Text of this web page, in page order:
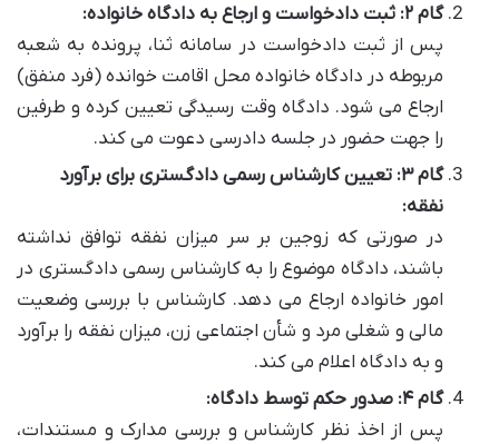
گام ۲: ثبت دادخواست و ارجاع به دادگاه خانواده:
پس از ثبت دادخواست در سامانه ثنا، پرونده به شعبه
مربوطه در دادگاه خانواده محل اقامت خوانده (فرد منفق)
ارجاع می شود. دادگاه وقت رسیدگی تعیین کرده و طرفین
را جهت حضور در جلسه دادرسی دعوت می کند.
گام ۳: تعیین کارشناس رسمی دادگستری برای برآورد
نفقه:
در صورتی که زوجین بر سر میزان نفقه توافق نداشته
باشند، دادگاه موضوع را به کارشناس رسمی دادگستری در
امور خانواده ارجاع می دهد. کارشناس با بررسی وضعیت
مالی و شغلی مرد و شأن اجتماعی زن، میزان نفقه را برآورد
و به دادگاه اعلام می کند.
گام ۴: صدور حکم توسط دادگاه:
پس از اخذ نظر کارشناس و بررسی مدارک و مستندات،